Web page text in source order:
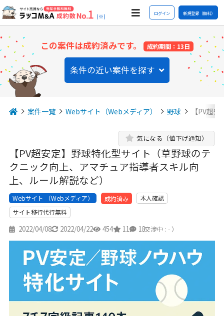
(※) ログイン 新規登録（無料）
この案件は成約済みです。 成約期間：13日
条件の近い案件を探す
案件一覧 Webサイト（Webメディア） 野球 【PV超
【PV超安定】野球特化型サイト（草野球のテ
クニック向上、アマチュア指導者スキル向
上、ルール解説など）
気になる（値下げ通知）
Webサイト （Webメディア） 成約済み
本人確認
サイト移行代行無料
2022/04/08 2022/04/22 454 11 13
（交渉中 : - ）